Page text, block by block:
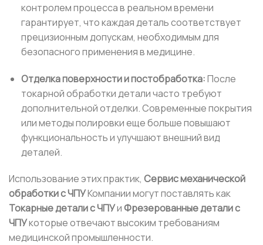
контролем процесса в реальном времени
гарантирует, что каждая деталь соответствует
прецизионным допускам, необходимым для
безопасного применения в медицине.
Отделка поверхности и постобработка:После
токарной обработки детали часто требуют
дополнительной отделки. Современные покрытия
или методы полировки еще больше повышают
функциональность и улучшают внешний вид
деталей.
Использование этих практик, Сервис механической
обработки с ЧПУКомпании могут поставлять как
Токарные детали с ЧПУиФрезерованные детали с
ЧПУкоторые отвечают высоким требованиям
медицинской промышленности.